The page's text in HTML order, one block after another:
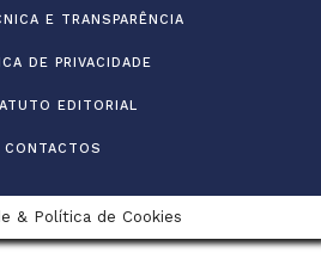
E TRANSPARÊNCIA
DE PRIVACIDADE
EDITORIAL
CONTACTOS
& Política de Cookies